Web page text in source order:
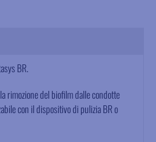
BR.
rimozione del biofilm dalle condotte
con il dispositivo di pulizia BR o